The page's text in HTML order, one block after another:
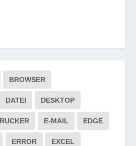
BROWSER
DATEI DESKTOP
E-MAIL EDGE
ERROR EXCEL